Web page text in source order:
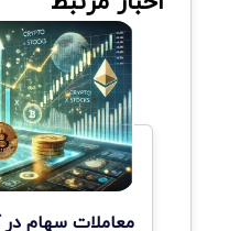
معاملات سهام